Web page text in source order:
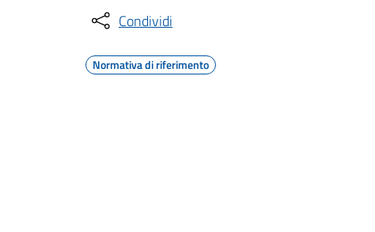
Condividi
Normativa di riferimento